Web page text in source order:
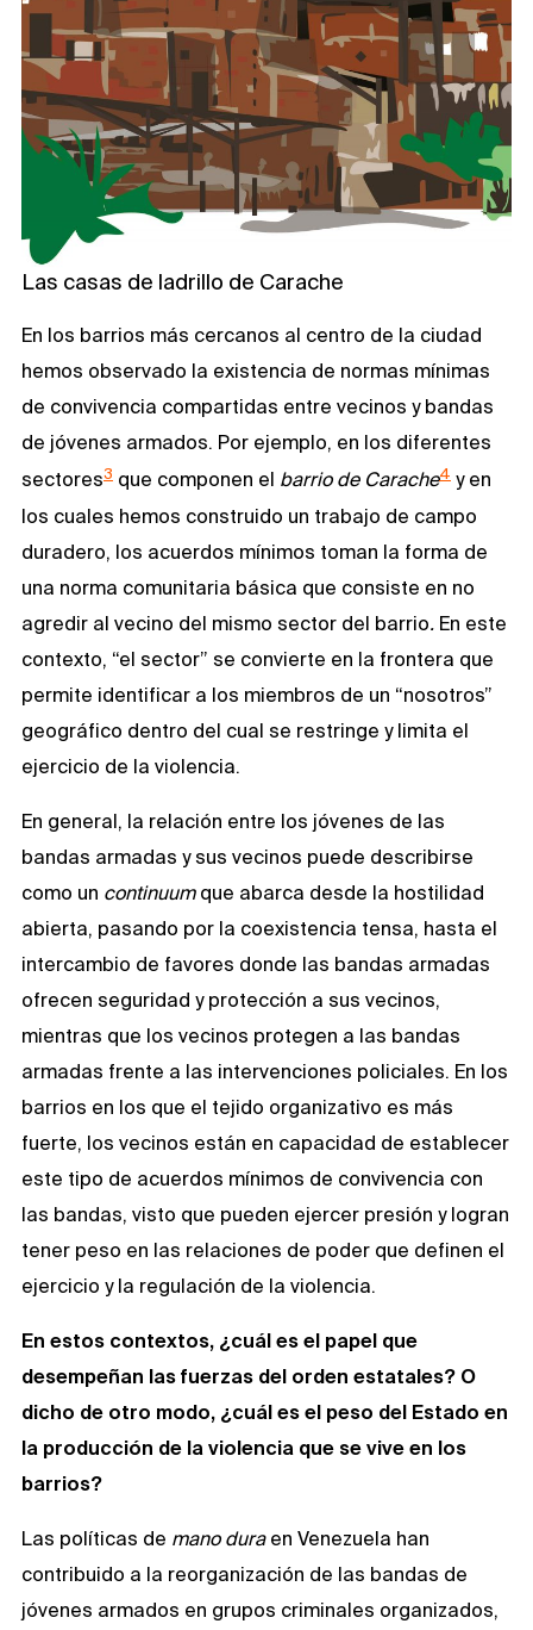
Las casas de ladrillo de Carache
En los barrios más cercanos al centro de la ciudad
hemos observado la existencia de normas mínimas
de convivencia compartidas entre vecinos y bandas
de jóvenes armados. Por ejemplo, en los diferentes
sectores3 que componen el barrio de Carache4 y en
los cuales hemos construido un trabajo de campo
duradero, los acuerdos mínimos toman la forma de
una norma comunitaria básica que consiste en no
agredir al vecino del mismo sector del barrio. En este
contexto, “el sector” se convierte en la frontera que
permite identificar a los miembros de un “nosotros”
geográfico dentro del cual se restringe y limita el
ejercicio de la violencia.
En general, la relación entre los jóvenes de las
bandas armadas y sus vecinos puede describirse
como un continuum que abarca desde la hostilidad
abierta, pasando por la coexistencia tensa, hasta el
intercambio de favores donde las bandas armadas
ofrecen seguridad y protección a sus vecinos,
mientras que los vecinos protegen a las bandas
armadas frente a las intervenciones policiales. En los
barrios en los que el tejido organizativo es más
fuerte, los vecinos están en capacidad de establecer
este tipo de acuerdos mínimos de convivencia con
las bandas, visto que pueden ejercer presión y logran
tener peso en las relaciones de poder que definen el
ejercicio y la regulación de la violencia.
En estos contextos, ¿cuál es el papel que
desempeñan las fuerzas del orden estatales? O
dicho de otro modo, ¿cuál es el peso del Estado en
la producción de la violencia que se vive en los
barrios?
Las políticas de mano dura en Venezuela han
contribuido a la reorganización de las bandas de
jóvenes armados en grupos criminales organizados,